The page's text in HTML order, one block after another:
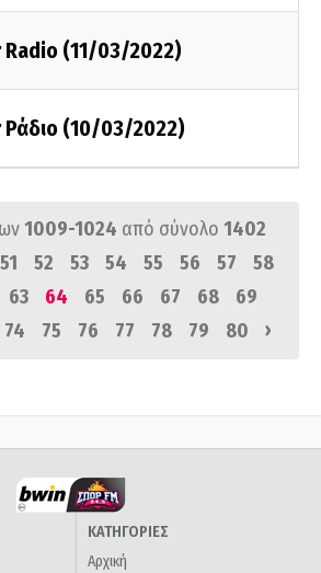
(11/03/2022)
(10/03/2022)
1009-1024 από σύνολο 1402
51 52 53 54 55 56 57
58
63 64 65 66 67 68
69
74 75 76 77 78 79 80 ›
ΚΑΤΗΓΟΡΙΕΣ
Αρχική